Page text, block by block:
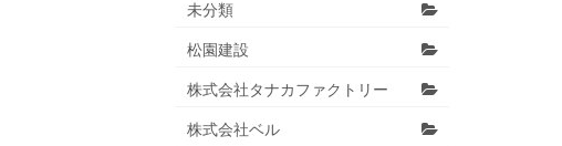
未分類
松園建設
株式会社タナカファクトリー
株式会社ベル